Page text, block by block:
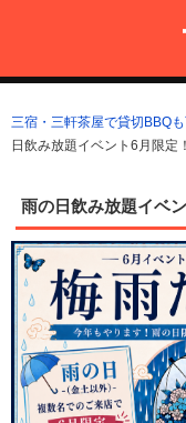
ン
へ
三宿・三軒茶屋で貸切
三宿・三軒茶屋A5ランク
トライアングル)
三宿・三軒茶屋で貸切BBQ
日飲み放題イベント6月限定！
雨の日飲み放題イベ